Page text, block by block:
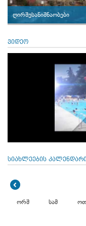
ღირშესანიშნაობები
ვიდეო
სიახლეების
ორშ სამ